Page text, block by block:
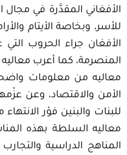
الأفغاني المقدَّرة في مجال
للأسر، وبخاصة الأيتام
الأفغان جراء الحروب
المنصرمة، كما أعرب
معاليه من معلومات
الأمن والاقتصاد، وعن
للبنات والبنين فوْر
معاليه السلطة بهذه
المناهج الدراسية